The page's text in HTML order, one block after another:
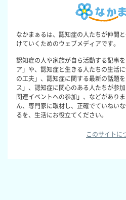
なかまぁるは、認知症の人たちが仲間
けていくためのウェブメディアです。
認知症の人や家族が自ら活動する記事
ア」や、認知症と生きる人たちの生活
の工夫」、認知症に関する最新の話題
ス」、認知症に関心のある人たちが参
関連イベントへの参加」、などがあり
ん、専門家に取材し、正確でていねい
るを、生活にお役立てください。
このサイトに